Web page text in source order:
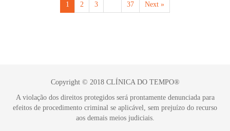
1 2 3 37 Next »
Copyright © 2018 CLÍNICA DO TEMPO®
A violação dos direitos protegidos será prontamente denunciada para
efeitos de procedimento criminal se aplicável, sem prejuízo do recurso
aos demais meios judiciais.